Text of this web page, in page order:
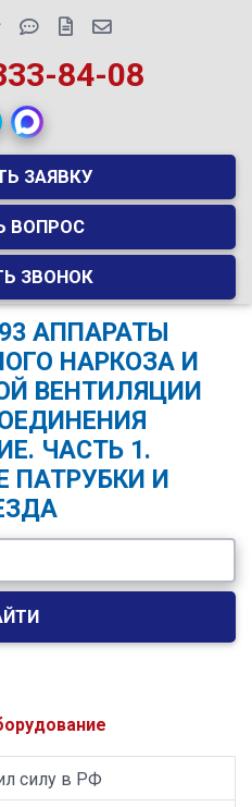
84-08
ЗАЯВКУ
ВОПРОС
ЗВОНОК
АППАРАТЫ
НАРКОЗА И
ВЕНТИЛЯЦИИ
ЧАСТЬ 1.
ПАТРУБКИ И
силу в РФ